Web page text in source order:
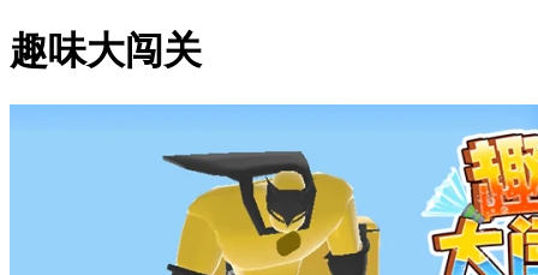
趣味大闯关